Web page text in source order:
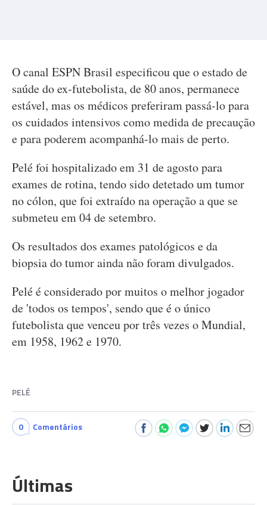
O canal ESPN Brasil especificou que o estado de
saúde do ex-futebolista, de 80 anos, permanece
estável, mas os médicos preferiram passá-lo para
os cuidados intensivos como medida de precaução
e para poderem acompanhá-lo mais de perto.
Pelé foi hospitalizado em 31 de agosto para
exames de rotina, tendo sido detetado um tumor
no cólon, que foi extraído na operação a que se
submeteu em 04 de setembro.
Os resultados dos exames patológicos e da
biopsia do tumor ainda não foram divulgados.
Pelé é considerado por muitos o melhor jogador
de 'todos os tempos', sendo que é o único
futebolista que venceu por três vezes o Mundial,
em 1958, 1962 e 1970.
PELÉ
0 Comentários
Últimas